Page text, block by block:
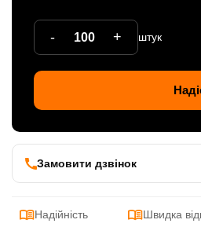
- + штук
Замовити дзвінок
Надійність Швидка